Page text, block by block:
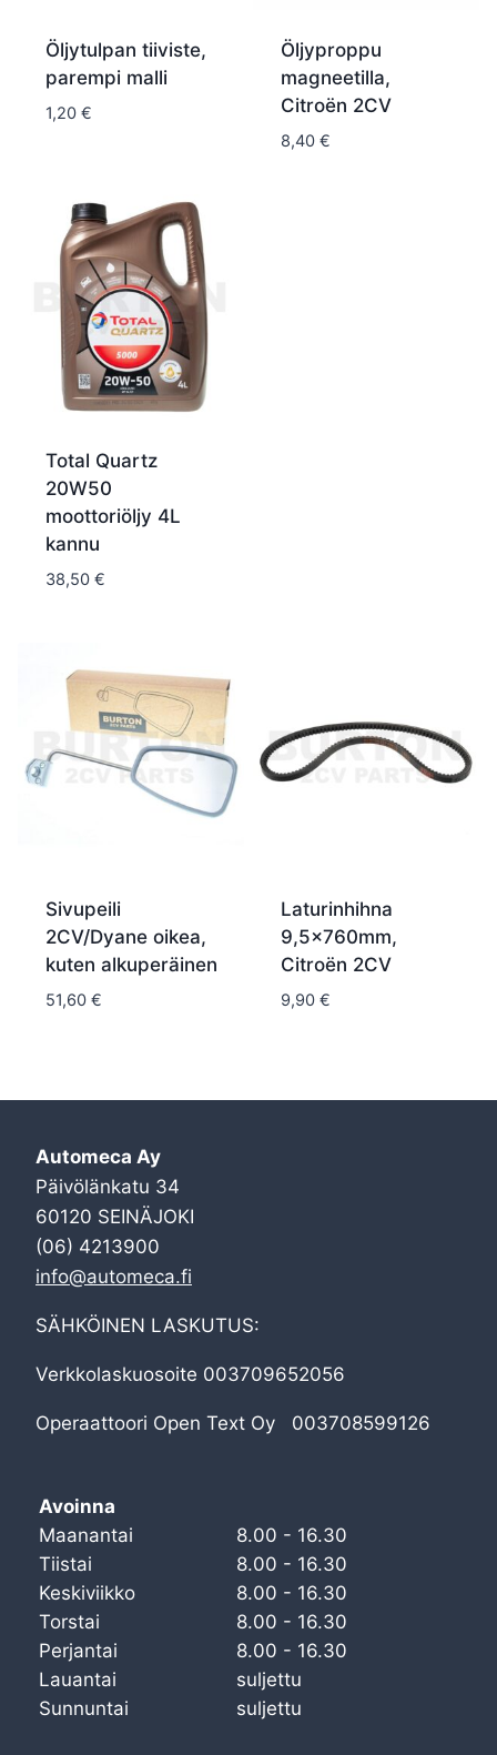
Öljytulpan tiiviste,
parempi malli
1,20 €
Öljyproppu
magneetilla,
Citroën 2CV
8,40 €
Total Quartz
20W50
moottoriöljy 4L
kannu
38,50 €
Sivupeili
2CV/Dyane oikea,
kuten alkuperäinen
51,60 €
Laturinhihna
9,5x760mm,
Citroën 2CV
9,90 €
Automeca Ay
Päivölänkatu 34
60120 SEINÄJOKI
(06) 4213900
info@automeca.fi
SÄHKÖINEN LASKUTUS:
Verkkolaskuosoite 003709652056
Operaattoori Open Text Oy 003708599126
Avoinna
Maanantai
8.00 - 16.30
Tiistai
8.00 - 16.30
Keskiviikko
8.00 - 16.30
Torstai
8.00 - 16.30
Perjantai
8.00 - 16.30
Lauantai
suljettu
Sunnuntai
suljettu